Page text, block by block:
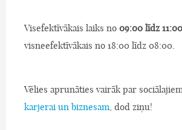
Visefektīvākais laiks no 09:00 līdz 11:00
visneefektīvākais no 18:00 līdz 08:00.
Vēlies aprunāties vairāk par
karjerai un biznesam, dod ziņu!